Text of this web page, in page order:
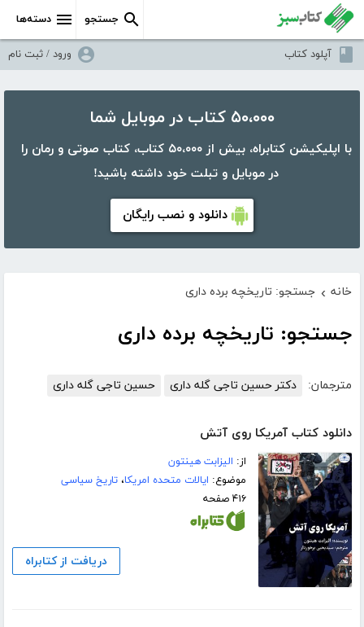
دسته‌ها جستجو
آپلود کتاب ورود / ثبت نام
۵۰،۰۰۰ کتاب در موبایل شما
با اپلیکیشن کتابراه، بیش از ۵۰،۰۰۰ کتاب، کتاب صوتی و رمان را
در موبایل و تبلت خود داشته باشید!
دانلود و نصب رایگان
خانه › جستجو: تاریخچه برده داری
جستجو: تاریخچه برده داری
مترجمان: دکتر حسین تاجی گله داری حسین تاجی گله داری
دانلود کتاب آمریکا روی آتش
از: الیزابت هینتون
موضوع: ایالات متحده امریکا،تاریخ سیاسی
۴۱۶ صفحه
دریافت از کتابراه